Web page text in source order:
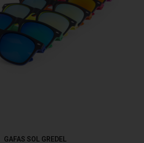
GAFAS SOL GREDEL